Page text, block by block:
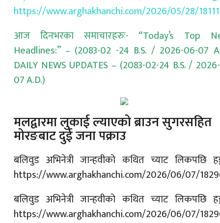
https://www.arghakhanchi.com/2026/05/28/
आज दिनभरका समाचारहरुः- “Today’s Top
Headlines:” – (2083-02 -24 B.S. / 2026-06-07
DAILY NEWS UPDATES – (2083-02-24 B.S. /
07 A.D.)
मलद्वारमा लुकाई ल्याएको ब्राउन सुगरसहित
मोरङबाट दुई जना पक्राउ
बलिवुड अभिनेत्री जान्हवीको कथित च्याट लिकपछि
https://www.arghakhanchi.com/2026/06/07/
बलिवुड अभिनेत्री जान्हवीको कथित च्याट लिकपछि
https://www.arghakhanchi.com/2026/06/07/